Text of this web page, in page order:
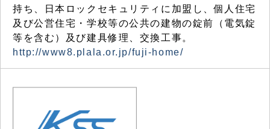
持ち、日本ロックセキュリティに加盟し、個人住宅
及び公営住宅・学校等の公共の建物の錠前（電気錠
等を含む）及び建具修理、交換工事。
http://www8.plala.or.jp/fuji-home/